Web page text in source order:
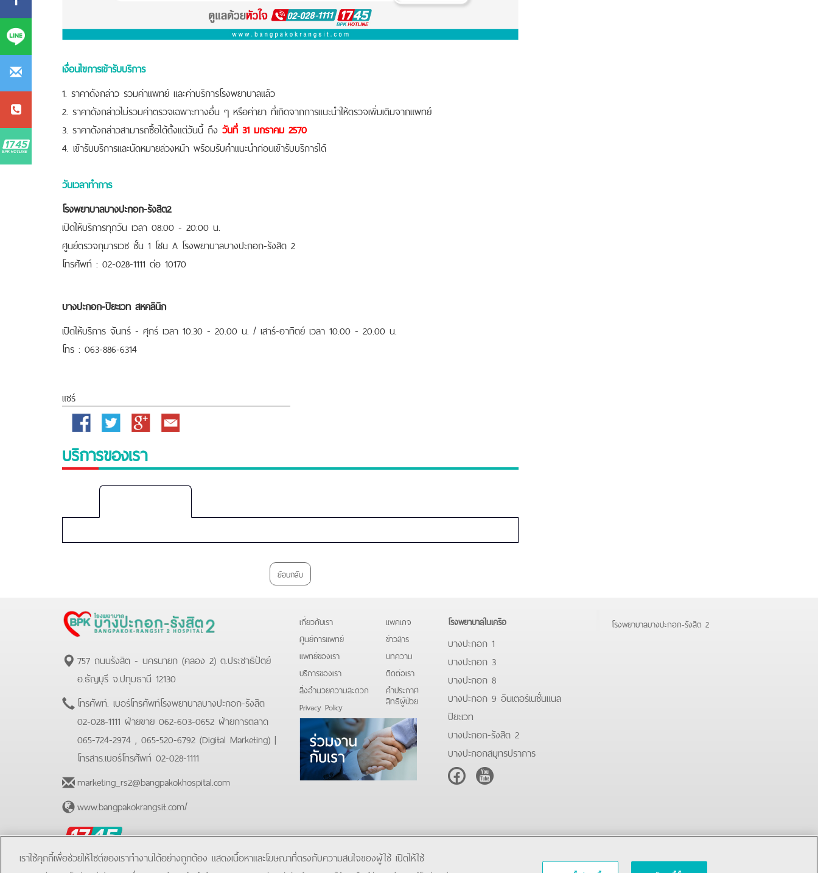
เงื่อนไขการเข้ารับบริการ
1. ราคาดังกล่าว รวมค่าแพทย์ และค่าบริการโรงพยาบาลแล้ว
2. ราคาดังกล่าวไม่รวมค่าตรวจเฉพาะทางอื่น ๆ หรือค่ายา ที่เกิดจากการแนะนำให้ตรวจเพิ่มเติมจากแพทย์
3. ราคาดังกล่าวสามารถซื้อได้ตั้งแต่วันนี้ ถึง วันที่ 31 มกราคม 2570
4. เข้ารับบริการและนัดหมายล่วงหน้า พร้อมรับคำแนะนำก่อนเข้ารับบริการได้
วันเวลาทำการ
โรงพยาบาลบางปะกอก-รังสิต2
เปิดให้บริการทุกวัน เวลา 08:00 - 20:00 น.
ศูนย์ตรวจกุมารเวช ชั้น 1 โซน A โรงพยาบาลบางปะกอก-รังสิต 2
โทรศัพท์ : 02-028-1111 ต่อ 10170
บางปะกอก-ปิยะเวท สหคลินิก
เปิดให้บริการ จันทร์ - ศุกร์ เวลา 10.30 - 20.00 น. / เสาร์-อาทิตย์ เวลา 10.00 - 20.00 น.
โทร : 063-886-6314
แชร์
Facebook Twitter
Google
Email
บริการของเรา
ย้อนกลับ
757 ถนนรังสิต - นครนายก (คลอง 2) ต.ประชาธิปัตย์
อ.ธัญบุรี จ.ปทุมธานี 12130
โทรศัพท์. เบอร์โทรศัพท์โรงพยาบาลบางปะกอก-รังสิต
02-028-1111 ฝ่ายขาย 062-603-0652 ฝ่ายการตลาด
065-724-2974 , 065-520-6792 (Digital Marketing) |
โทรสาร.เบอร์โทรศัพท์ 02-028-1111
marketing_rs2@bangpakokhospital.com
www.bangpakokrangsit.com/
BPK
Hotline
เกี่ยวกับเรา
ศูนย์การแพทย์
แพทย์ของเรา
บริการของเรา
สิ่งอำนวยความสะดวก
Privacy Policy
แพคเกจ
ข่าวสาร
บทความ
ติดต่อเรา
คําประกาศ
สิทธิผู้ป่วย
โรงพยาบาลในเครือ
บางปะกอก 1
บางปะกอก 3
บางปะกอก 8
บางปะกอก 9 อินเตอร์เนชั่นแนล
ปิยะเวท
บางปะกอก-รังสิต 2
บางปะกอกสมุทรปราการ
FacebookYoutube
โรงพยาบาลบางปะกอก-รังสิต 2
เราใช้คุกกี้เพื่อช่วยให้ไซต์ของเราทำงานได้อย่างถูกต้อง แสดงเนื้อหาและโฆษณาที่ตรงกับความสนใจของผู้ใช้ เปิดให้ใช้